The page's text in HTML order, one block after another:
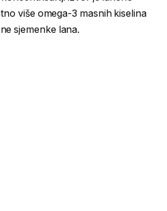
više omega-3 masnih kiselina
sjemenke lana.